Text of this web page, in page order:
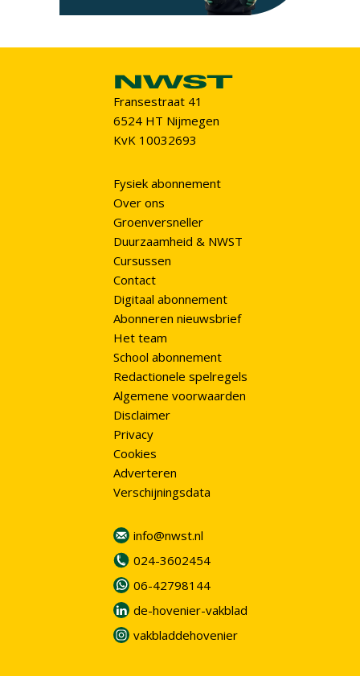
Fransestraat 41
6524 HT Nijmegen
KvK 10032693
Fysiek abonnement
Over ons
Groenversneller
Duurzaamheid & NWST
Cursussen
Contact
Digitaal abonnement
Abonneren nieuwsbrief
Het team
School abonnement
Redactionele spelregels
Algemene voorwaarden
Disclaimer
Privacy
Cookies
Adverteren
Verschijningsdata
info@nwst.nl
024-3602454
06-42798144
de-hovenier-vakblad
vakbladdehovenier